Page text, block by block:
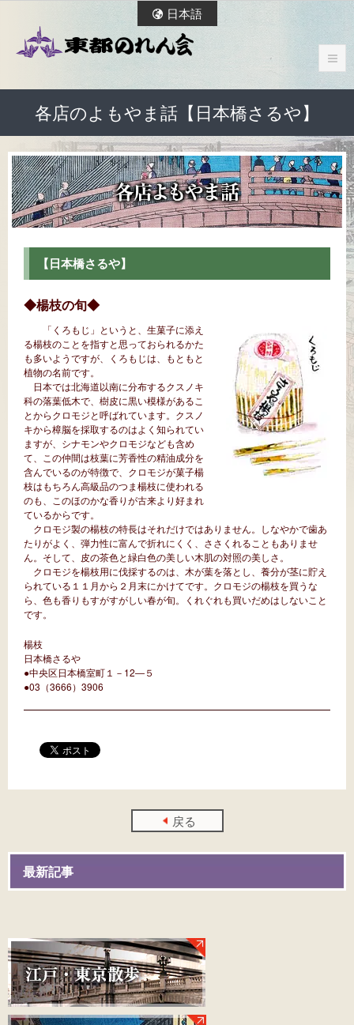
日本語
各店のよもやま話【日本橋さるや】
【日本橋さるや】
◆楊枝の旬◆
「くろもじ」というと、生菓子に添え
る楊枝のことを指すと思っておられるかた
も多いようですが、くろもじは、もともと
植物の名前です。
日本では北海道以南に分布するクスノキ
科の落葉低木で、樹皮に黒い模様があるこ
とからクロモジと呼ばれています。クスノ
キから樟脳を採取するのはよく知られてい
ますが、シナモンやクロモジなども含め
て、この仲間は枝葉に芳香性の精油成分を
含んでいるのが特徴で、クロモジが菓子楊
枝はもちろん高級品のつま楊枝に使われる
のも、このほのかな香りが古来より好まれ
ているからです。
クロモジ製の楊枝の特長はそれだけではありません。しなやかで歯あ
たりがよく、弾力性に富んで折れにくく、ささくれることもありませ
ん。そして、皮の茶色と緑白色の美しい木肌の対照の美しさ。
クロモジを楊枝用に伐採するのは、木が葉を落とし、養分が茎に貯え
られている１１月から２月末にかけてです。クロモジの楊枝を買うな
ら、色も香りもすがすがしい春が旬。くれぐれも買いだめはしないこと
です。
楊枝
日本橋さるや
●中央区日本橋室町１－12―５
●03（3666）3906
戻る
最新記事